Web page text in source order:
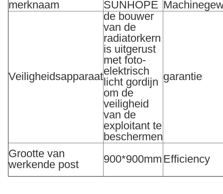
merknaam
SUNHOPE
Veiligheidsapparaat
de bouwer
van de
radiatorkern
is uitgerust
met foto-
elektrisch
licht gordijn
om de
veiligheid
van de
exploitant te
beschermen
garantie
Grootte van
werkende post
900*900mm Efficiency